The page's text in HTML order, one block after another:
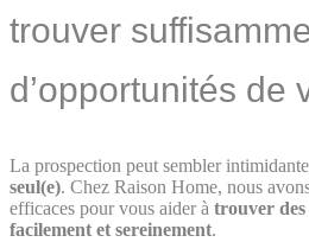
trouver
d’opportunités de
La prospection peut sembler
seul(e). Chez Raison Home, nous
efficaces pour vous aider à trouver
facilement et sereinement.